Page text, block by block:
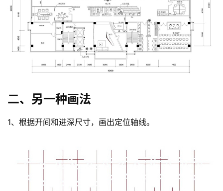
二、另一种画法
1、根据开间和进深尺寸，画出定位轴线。